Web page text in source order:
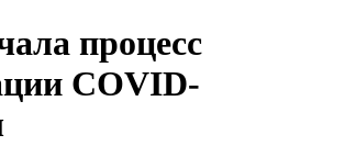
процесс
COVID-